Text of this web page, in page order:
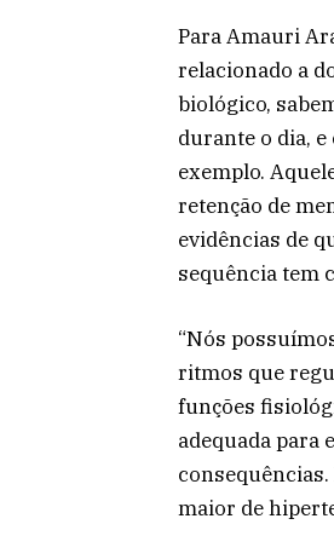
Para Amauri
relacionado a
biológico,
durante o dia,
exemplo.
retenção de
evidências de
sequência tem
“Nós
ritmos que
funções
adequada para
maior de